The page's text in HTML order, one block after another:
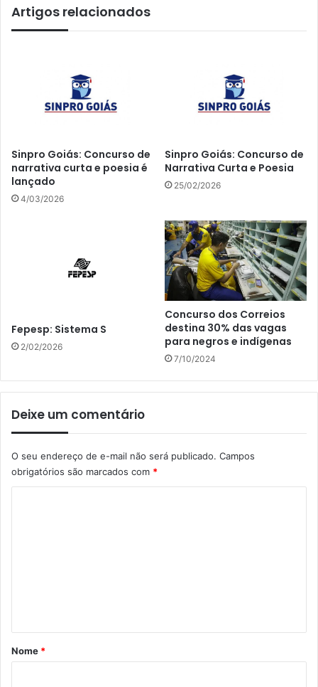
Artigos relacionados
Sinpro Goiás: Concurso de
narrativa curta e poesia é
lançado
4/03/2026
Sinpro Goiás: Concurso de
Narrativa Curta e Poesia
25/02/2026
Fepesp: Sistema S
2/02/2026
Concurso dos Correios
destina 30% das vagas
para negros e indígenas
7/10/2024
Deixe um comentário
O seu endereço de e-mail não será publicado. Campos
obrigatórios são marcados com *
rNome *